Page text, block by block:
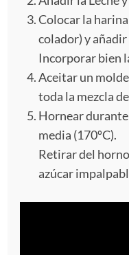
Colocar la
colador) y añadir
Incorporar bien
Aceitar un
toda la mezcla
Hornear
media (170ºC).
Retirar del
azúcar